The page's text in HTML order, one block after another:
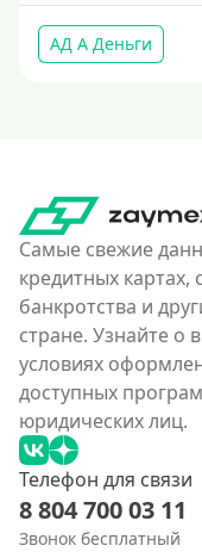
АД А Деньги
Самые свежие
кредитных картах,
банкротства и
стране. Узнайте о
условиях
доступных
юридических лиц.
Телефон для связи
8 804 700 03 11
Звонок бесплатный